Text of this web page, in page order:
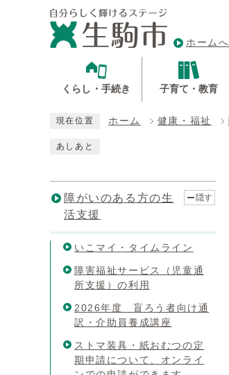
ホームへ
くらし・手続き 子育て・教育
現在位置 ホーム 健康・福祉
あしあと
障がいのある方の生
活支援
隠す
いこマイ・タイムライン
障害福祉サービス（児童通
所支援）の利用
2026年度 盲ろう者向け通
訳・介助員養成講座
ストマ装具・紙おむつの定
期申請について、オンライ